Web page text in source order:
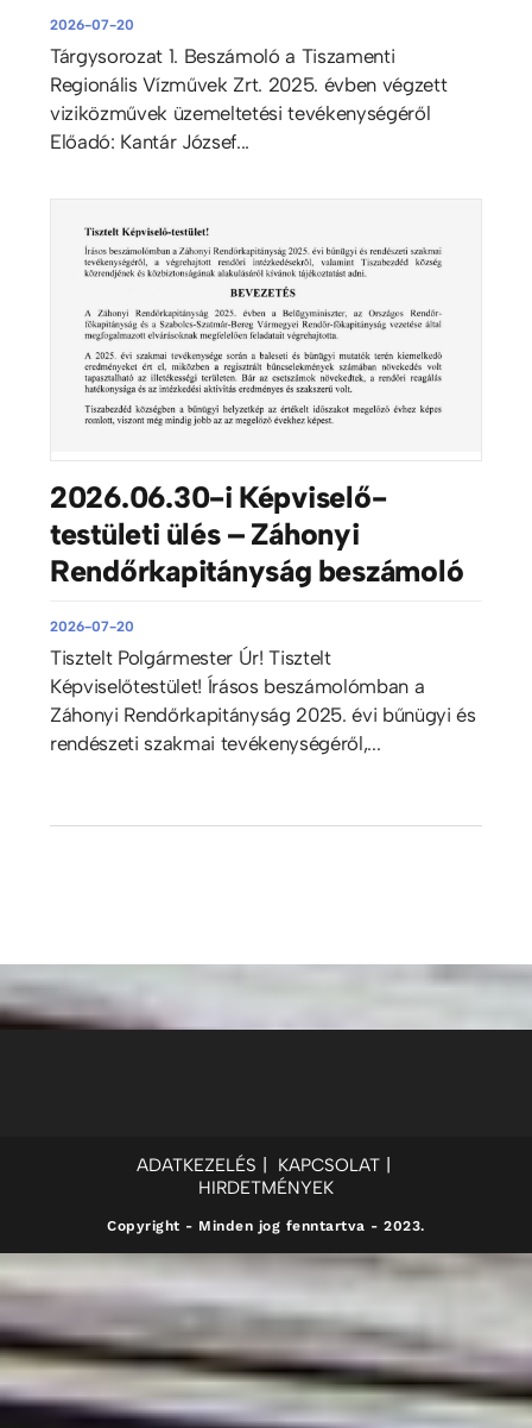
2026-07-20
Tárgysorozat 1. Beszámoló a Tiszamenti
Regionális Vízművek Zrt. 2025. évben végzett
viziközművek üzemeltetési tevékenységéről
Előadó: Kantár József...
2026.06.30-i Képviselő-
testületi ülés – Záhonyi
Rendőrkapitányság beszámoló
2026-07-20
Tisztelt Polgármester Úr! Tisztelt
Képviselőtestület! Írásos beszámolómban a
Záhonyi Rendőrkapitányság 2025. évi bűnügyi és
rendészeti szakmai tevékenységéről,...
ADATKEZELÉS
KAPCSOLAT
HIRDETMÉNYEK
Copyright - Minden jog fenntartva - 2023.